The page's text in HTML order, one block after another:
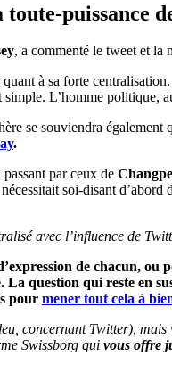
puissance
, a commenté le tweet et la
quant à sa forte
L’homme politique,
se souviendra également
.
passant par ceux de
soi-disant
avec l’influence de
de chacun,
La question qui reste en
pour mener tout cela à
concernant Twitter),
Swissborg qui vous offre